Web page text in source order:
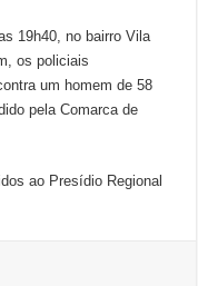
19h40, no bairro Vila
os policiais
um homem de 58
pela Comarca de
ao Presídio Regional